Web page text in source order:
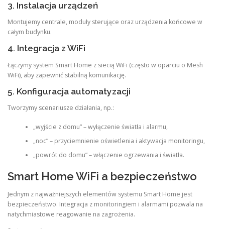
3. Instalacja urządzeń
Montujemy centrale, moduły sterujące oraz urządzenia końcowe w
całym budynku.
4. Integracja z WiFi
Łączymy system Smart Home z siecią WiFi (często w oparciu o Mesh
WiFi), aby zapewnić stabilną komunikację.
5. Konfiguracja automatyzacji
Tworzymy scenariusze działania, np.:
„wyjście z domu” – wyłączenie światła i alarmu,
„noc” – przyciemnienie oświetlenia i aktywacja monitoringu,
„powrót do domu” – włączenie ogrzewania i światła.
Smart Home WiFi a bezpieczeństwo
Jednym z najważniejszych elementów systemu Smart Home jest
bezpieczeństwo. Integracja z monitoringiem i alarmami pozwala na
natychmiastowe reagowanie na zagrożenia.